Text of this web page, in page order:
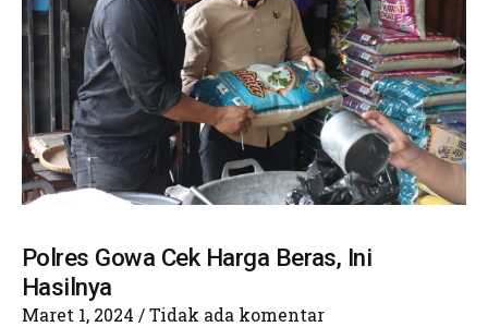
Polres Gowa Cek Harga Beras, Ini
Hasilnya
Maret 1, 2024 Tidak ada komentar